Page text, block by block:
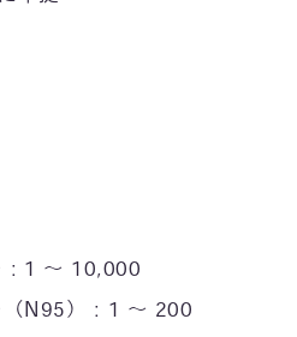
：1 〜 10,000
（N95）：1 〜 200